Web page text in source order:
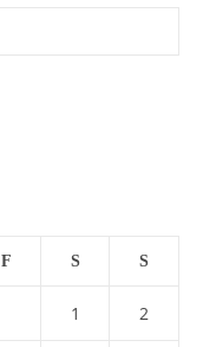
F S S
1 2